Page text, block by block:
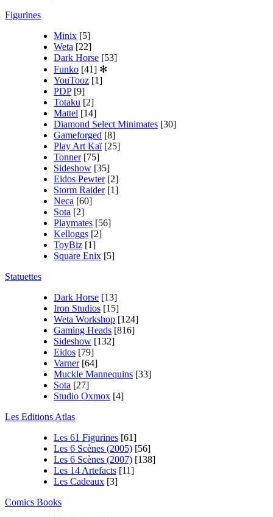
Figurines
Minix [5]
Weta [22]
Dark Horse [53]
Funko [41] ✻
YouTooz [1]
PDP [9]
Totaku [2]
Mattel [14]
Diamond Select Minimates [30]
Gameforged [8]
Play Art Kaï [25]
Tonner [75]
Sideshow [35]
Eidos Pewter [2]
Storm Raider [1]
Neca [60]
Sota [2]
Playmates [56]
Kelloggs [2]
ToyBiz [1]
Square Enix [5]
Statuettes
Dark Horse [13]
Iron Studios [15]
Weta Workshop [124]
Gaming Heads [816]
Sideshow [132]
Eidos [79]
Varner [64]
Muckle Mannequins [33]
Sota [27]
Studio Oxmox [4]
Les Editions Atlas
Les 61 Figurines [61]
Les 6 Scènes (2005) [56]
Les 6 Scènes (2007) [138]
Les 14 Artefacts [11]
Les Cadeaux [3]
Comics Books